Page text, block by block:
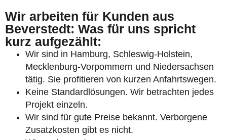
Wir arbeiten für Kunden aus
Beverstedt: Was für uns spricht
kurz aufgezählt:
Wir sind in Hamburg, Schleswig-Holstein,
Mecklenburg-Vorpommern und Niedersachsen
tätig. Sie profitieren von kurzen Anfahrtswegen.
Keine Standardlösungen. Wir betrachten jedes
Projekt einzeln.
Wir sind für gute Preise bekannt. Verborgene
Zusatzkosten gibt es nicht.